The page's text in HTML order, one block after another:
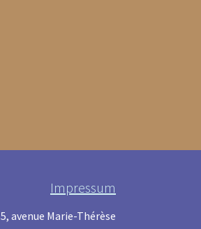
Impressum
5, avenue Marie-Thérèse